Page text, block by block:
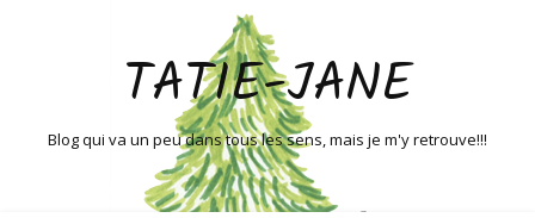
TATIE-JANE
Blog qui va un peu dans tous les sens, mais je m'y retrouve!!!